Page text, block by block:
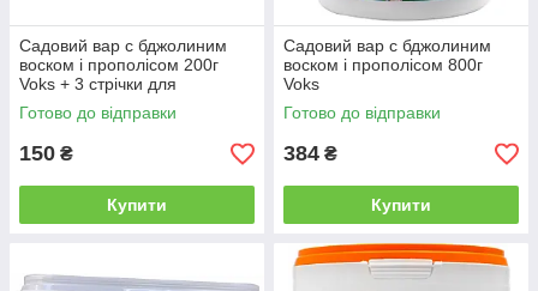
Садовий вар c бджолиним
воском і прополісом 200г
Voks + 3 стрічки для
щеплення і шпатель
Готово до відправки
150 ₴
Купити
Садовий вар c бджолиним
воском і прополісом 800г
Voks
Готово до відправки
384 ₴
Купити